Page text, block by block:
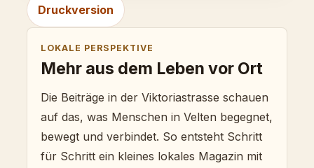
Druckversion
LOKALE PERSPEKTIVE
Mehr aus dem Leben vor Ort
Die Beiträge in der Viktoriastrasse schauen
auf das, was Menschen in Velten begegnet,
bewegt und verbindet. So entsteht Schritt
für Schritt ein kleines lokales Magazin mit